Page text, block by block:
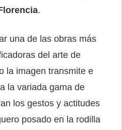
.
una de las obras más
del arte de
la imagen transmite e
la variada gama de
los gestos y actitudes
posado en la rodilla